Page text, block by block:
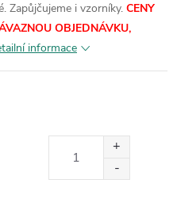
Zapůjčujeme i vzorníky. CENY
OBJEDNÁVKU,
informace